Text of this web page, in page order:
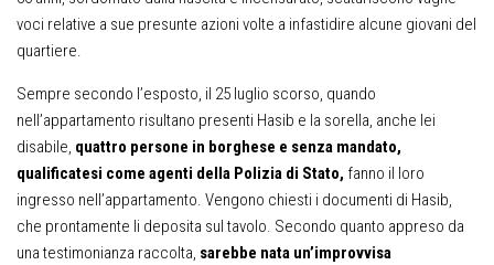
voci relative a sue presunte azioni volte a infastidire alcune giovani del
quartiere.
Sempre secondo l’esposto, il 25 luglio scorso, quando
nell’appartamento risultano presenti Hasib e la sorella, anche lei
disabile, quattro persone in borghese e senza mandato,
qualificatesi come agenti della Polizia di Stato, fanno il loro
ingresso nell’appartamento. Vengono chiesti i documenti di Hasib,
che prontamente li deposita sul tavolo. Secondo quanto appreso da
una testimonianza raccolta, sarebbe nata un’improvvisa